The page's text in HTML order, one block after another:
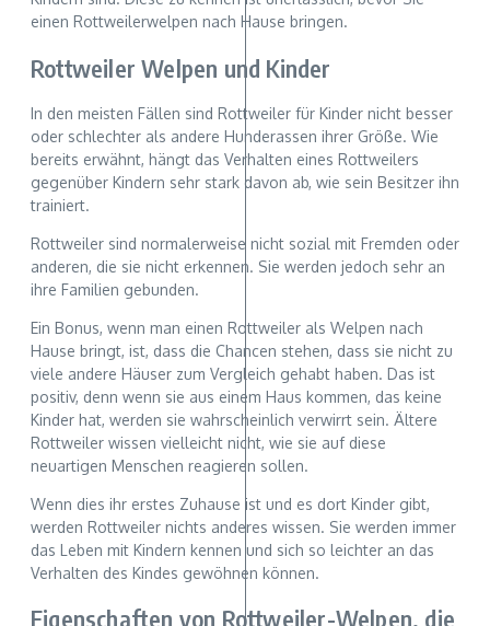
einen Rottweilerwelpen nach Hause bringen.
Rottweiler Welpen und Kinder
In den meisten Fällen sind Rottweiler für Kinder nicht besser
oder schlechter als andere Hunderassen ihrer Größe. Wie
bereits erwähnt, hängt das Verhalten eines Rottweilers
gegenüber Kindern sehr stark davon ab, wie sein Besitzer ihn
trainiert.
Rottweiler sind normalerweise nicht sozial mit Fremden oder
anderen, die sie nicht erkennen. Sie werden jedoch sehr an
ihre Familien gebunden.
Ein Bonus, wenn man einen Rottweiler als Welpen nach
Hause bringt, ist, dass die Chancen stehen, dass sie nicht zu
viele andere Häuser zum Vergleich gehabt haben. Das ist
positiv, denn wenn sie aus einem Haus kommen, das keine
Kinder hat, werden sie wahrscheinlich verwirrt sein. Ältere
Rottweiler wissen vielleicht nicht, wie sie auf diese
neuartigen Menschen reagieren sollen.
Wenn dies ihr erstes Zuhause ist und es dort Kinder gibt,
werden Rottweiler nichts anderes wissen. Sie werden immer
das Leben mit Kindern kennen und sich so leichter an das
Verhalten des Kindes gewöhnen können.
Eigenschaften von Rottweiler-Welpen, die